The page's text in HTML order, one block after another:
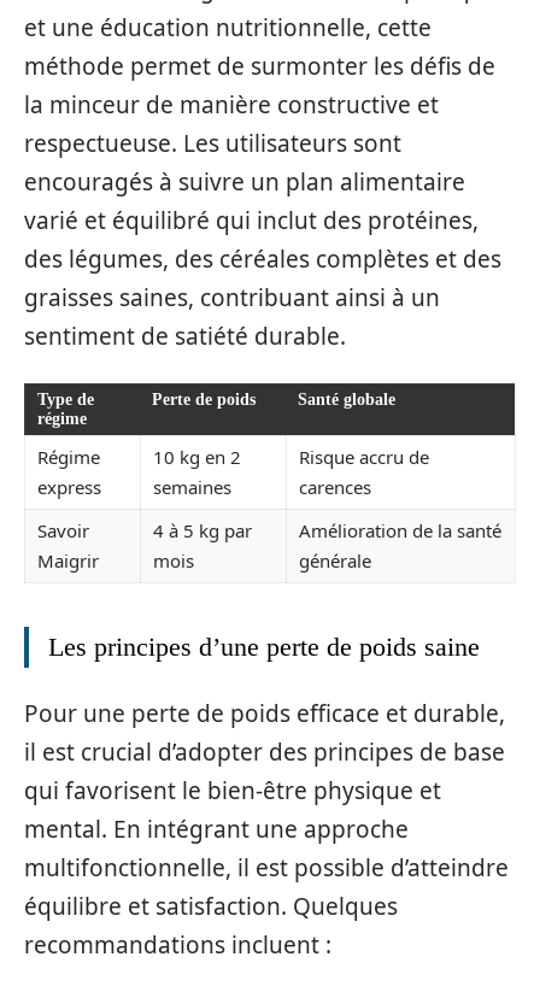
et une éducation nutritionnelle, cette
méthode permet de surmonter les défis de
la minceur de manière constructive et
respectueuse. Les utilisateurs sont
encouragés à suivre un plan alimentaire
varié et équilibré qui inclut des protéines,
des légumes, des céréales complètes et des
graisses saines, contribuant ainsi à un
sentiment de satiété durable.
Type de
régime
Perte de poids Santé globale
Régime
express
10 kg en 2
semaines
Risque accru de
carences
Savoir
Maigrir
4 à 5 kg par
mois
Amélioration de la santé
générale
Les principes d’une perte de poids saine
Pour une perte de poids efficace et durable,
il est crucial d’adopter des principes de base
qui favorisent le bien-être physique et
mental. En intégrant une approche
multifonctionnelle, il est possible d’atteindre
équilibre et satisfaction. Quelques
recommandations incluent :